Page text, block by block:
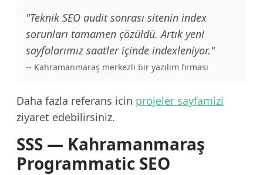
"Teknik SEO audit sonrası sitenin index
sorunları tamamen çözüldü. Artık yeni
sayfalarımız saatler içinde indexleniyor."
-- Kahramanmaraş merkezli bir yazılım firması
Daha fazla referans icin projeler sayfamizi
ziyaret edebilirsiniz.
SSS — Kahramanmaraş
Programmatic SEO